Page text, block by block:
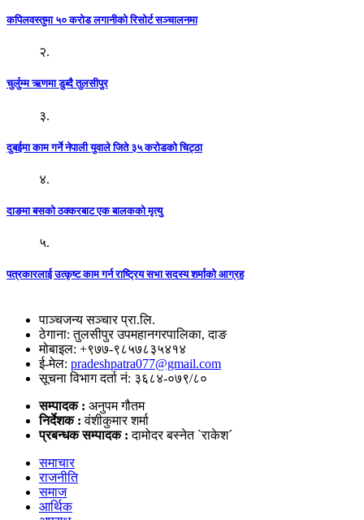
कपिलवस्तुमा ५० करोड लगानीको रिसोर्ट सञ्चालनमा
२.
चुर्लुम्म ऋणमा डुब्दै तुलसीपुर
३.
दुबईमा काम गर्ने नेपाली युवाले जिते ३५ करोडको चिट्ठा
४.
दाङमा बसको ठक्करबाट एक बालकको मृत्यु
५.
पत्रकारलाई उत्कृष्ट काम गर्न राष्ट्रिय सभा सदस्य शर्माको आग्रह
पाञ्चजन्य सञ्चार प्रा.लि.
ठेगाना: तुलसीपुर उपमहानगरपालिका, दाङ
मोबाइल: +९७७-९८५७८३५४१४
ई-मेल: pradeshpatra077@gmail.com
सूचना विभाग दर्ता नं: ३६८४-०७९/८०
सम्पादक : अनुपम गौतम
निर्देशक :वंशीकुमार शर्मा
प्रबन्धक सम्पादक :दामोदर बस्नेत `राकेश´
समाचार
राजनीति
समाज
आर्थिक